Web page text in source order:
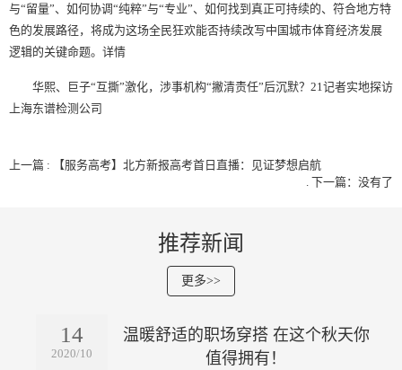
与“留量”、如何协调“纯粹”与“专业”、如何找到真正可持续的、符合地方特
色的发展路径，将成为这场全民狂欢能否持续改写中国城市体育经济发展
逻辑的关键命题。详情
华熙、巨子“互撕”激化，涉事机构“撇清责任”后沉默？21记者实地探访
上海东谱检测公司
上一篇 : 【服务高考】北方新报高考首日直播：见证梦想启航
下一篇：没有了
推荐新闻
更多>>
14
2020/10
温暖舒适的职场穿搭 在这个秋天你
值得拥有！